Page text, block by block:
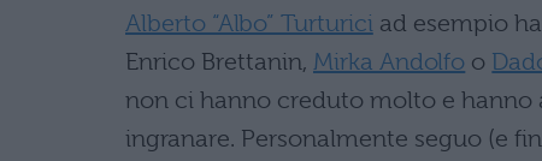
Alberto “Albo” Turturiciad esempio
Enrico Brettanin, Mirka Andolfo o
non ci hanno creduto molto e
ingranare. Personalmente seguo (e